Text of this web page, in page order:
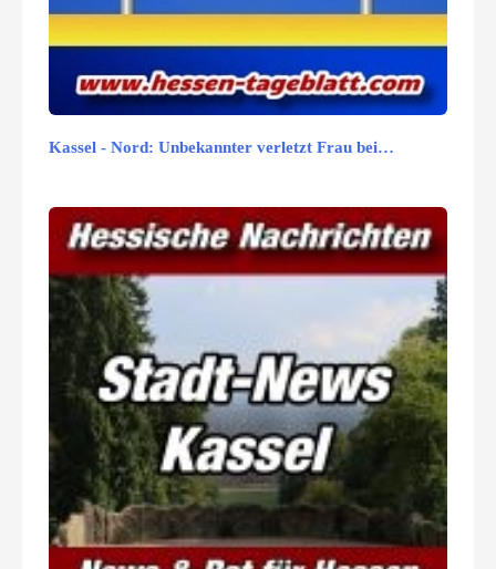
Kassel - Nord: Unbekannter verletzt Frau bei…